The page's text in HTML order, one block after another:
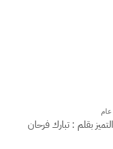
عام
بقلم : تبارك فرحان